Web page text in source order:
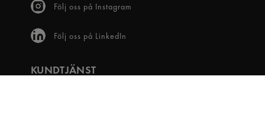
Följ oss på Instagram
Följ oss på LinkedIn
KUNDTJÄNST